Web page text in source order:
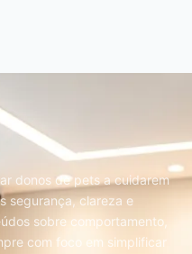
donos de pets a cuidarem
segurança, clareza e
sobre comportamento,
com foco em simplificar